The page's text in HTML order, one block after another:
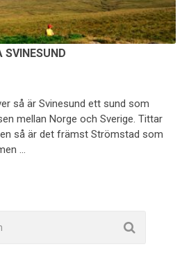
SVINESUND
så är Svinesund ett sund som
mellan Norge och Sverige. Tittar
så är det främst Strömstad som
…